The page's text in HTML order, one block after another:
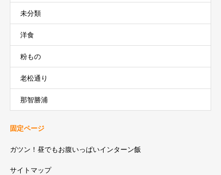
未分類
洋食
粉もの
老松通り
那智勝浦
固定ページ
ガツン！昼でもお腹いっぱいインターン飯
サイトマップ